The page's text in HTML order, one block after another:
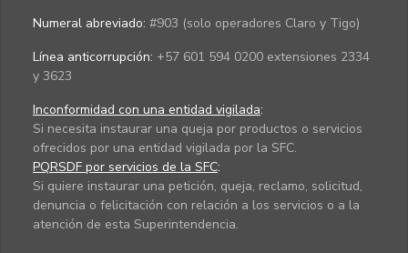
Numeral abreviado: #903 (solo operadores Claro y Tigo)
Línea anticorrupción: +57 601 594 0200 extensiones 2334
y 3623
Inconformidad con una entidad vigilada:
Si necesita instaurar una queja por productos o servicios
ofrecidos por una entidad vigilada por la SFC.
PQRSDF por servicios de la SFC:
Si quiere instaurar una petición, queja, reclamo, solicitud,
denuncia o felicitación con relación a los servicios o a la
atención de esta Superintendencia.